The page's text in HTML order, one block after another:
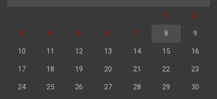
1 2
3 4 5 6 7 8 9
10 11 12 13 14 15 16
17 18 19 20 21 22 23
24 25 26 27 28 29 30